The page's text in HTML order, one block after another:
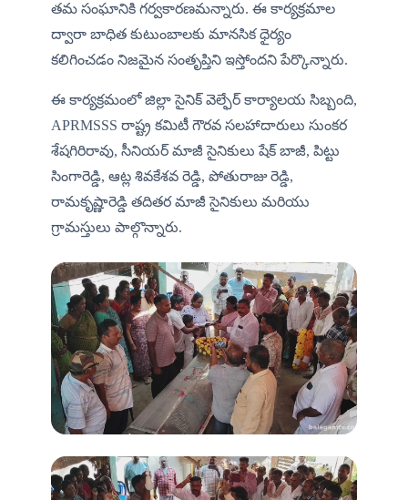
తమ సంఘానికి గర్వకారణమన్నారు. ఈ కార్యక్రమాల
ద్వారా బాధిత కుటుంబాలకు మానసిక ధైర్యం
కలిగించడం నిజమైన సంతృప్తిని ఇస్తోందని పేర్కొన్నారు.
ఈ కార్యక్రమంలో జిల్లా సైనిక్ వెల్ఫేర్ కార్యాలయ సిబ్బంది,
APRMSSS రాష్ట్ర కమిటీ గౌరవ సలహాదారులు సుంకర
శేషగిరిరావు, సీనియర్ మాజీ సైనికులు షేక్ బాజీ, పిట్టు
సింగారెడ్డి, ఆట్ల శివకేశవ రెడ్డి, పోతురాజు రెడ్డి,
రామకృష్ణారెడ్డి తదితర మాజీ సైనికులు మరియు
గ్రామస్తులు పాల్గొన్నారు.